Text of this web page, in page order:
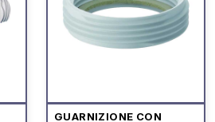
GUARNIZIONE CON